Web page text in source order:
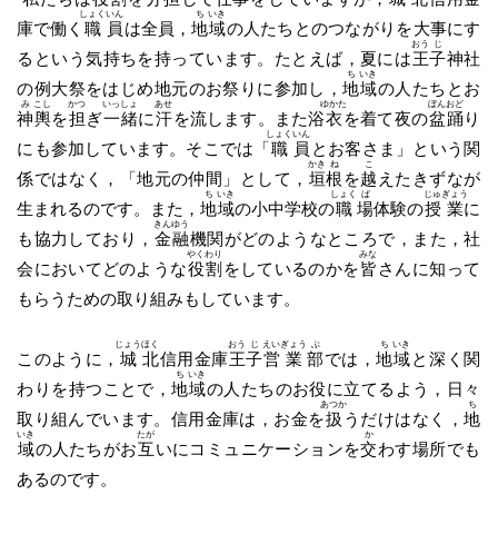
庫で働く 職
しょく
員
いん
は全員，地
ち
域
いき
の人たちとのつながりを大事にす
るという気持ちを持っています。たとえば，夏には王
おう
子
じ
神社
の例大祭をはじめ地元のお祭りに参加し，地
ち
域
いき
の人たちとお
神
み
輿
こし
を担
かつ
ぎ一
いっ
緒
しょ
に汗
あせ
を流します。また浴衣
ゆかた
を着て夜の盆
ぼん
踊
おど
り
にも参加しています。そこでは「職
しょく
員
いん
とお客さま」という関
係ではなく，「地元の仲間」として， 垣
かき
根
ね
を越
こ
えたきずなが
生まれるのです。また，地
ち
域
いき
の小中学校の職
しょく
場
ば
体験の授
じゅ
業
ぎょう
に
も協力しており， 金
きん
融
ゆう
機関がどのようなところで，また，社
会においてどのような役
やく
割
わり
をしているのかを皆
みな
さんに知って
もらうための取り組みもしています。
このように， 城
じょう
北
ほく
信用金庫王
おう
子
じ
営
えい
業
ぎょう
部
ぶ
では，地
ち
域
いき
と深く関
わりを持つことで，地
ち
域
いき
の人たちのお役に立てるよう，日々
取り組んでいます。信用金庫は，お金を扱
あつか
うだけはなく，地
ち
域
いき
の人たちがお互
たが
いにコミュニケーションを交
か
わす場所でも
あるのです。